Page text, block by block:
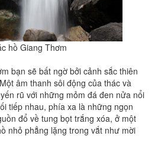
hồ Giang Thơm
bạn sẽ bất ngờ bởi cảnh sắc thiên
âm thanh sôi động của thác và
rũ với những mỏm đá đen nửa nổi
tiếp nhau, phía xa là những ngọn
đổ về tung bọt trắng xóa, ở một
nhỏ phẳng lặng trong vắt như mời